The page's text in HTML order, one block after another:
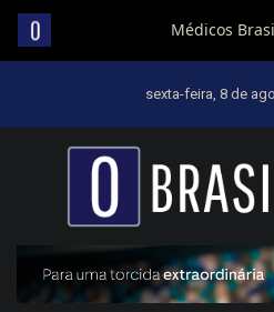
sexta-feira, 8 de
Um diário de notícias